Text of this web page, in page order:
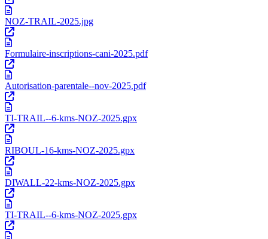
NOZ-TRAIL-2025.jpg
Formulaire-inscriptions-cani-2025.pdf
Autorisation-parentale--nov-2025.pdf
TI-TRAIL--6-kms-NOZ-2025.gpx
RIBOUL-16-kms-NOZ-2025.gpx
DIWALL-22-kms-NOZ-2025.gpx
TI-TRAIL--6-kms-NOZ-2025.gpx